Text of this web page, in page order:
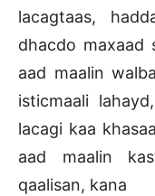
lacagtaas,
dhacdo maxaad
aad maalin
isticmaali
lacagi kaa
aad maalin
qaalisan, kana